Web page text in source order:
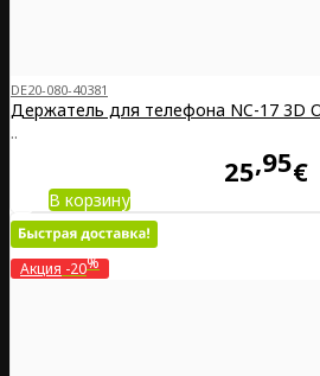
DE20-080-40381
Держатель для телефона NC-17 3D
..
25 95€
В корзину
Акция -20%